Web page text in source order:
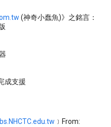
(神奇小蠢魚)》之銘言：
成支援
﹞From: